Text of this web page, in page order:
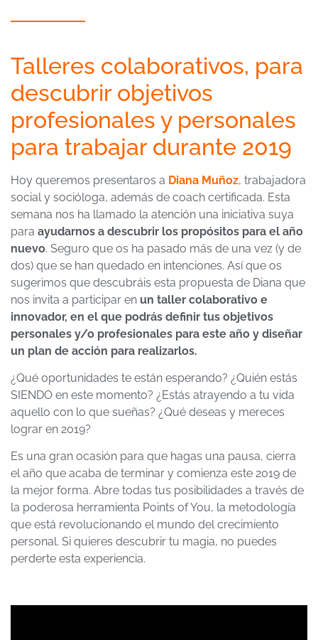
Talleres colaborativos, para
descubrir objetivos
profesionales y personales
para trabajar durante 2019
Hoy queremos presentaros a Diana Muñoz, trabajadora
social y socióloga, además de coach certificada. Esta
semana nos ha llamado la atención una iniciativa suya
para ayudarnos a descubrir los propósitos para el año
nuevo. Seguro que os ha pasado más de una vez (y de
dos) que se han quedado en intenciones. Así que os
sugerimos que descubráis esta propuesta de Diana que
nos invita a participar en un taller colaborativo e
innovador, en el que podrás definir tus objetivos
personales y/o profesionales para este año y diseñar
un plan de acción para realizarlos.
¿Qué oportunidades te están esperando? ¿Quién estás
SIENDO en este momento? ¿Estás atrayendo a tu vida
aquello con lo que sueñas? ¿Qué deseas y mereces
lograr en 2019?
Es una gran ocasión para que hagas una pausa, cierra
el año que acaba de terminar y comienza este 2019 de
la mejor forma. Abre todas tus posibilidades a través de
la poderosa herramienta Points of You, la metodología
que está revolucionando el mundo del crecimiento
personal. Si quieres descubrir tu magia, no puedes
perderte esta experiencia.